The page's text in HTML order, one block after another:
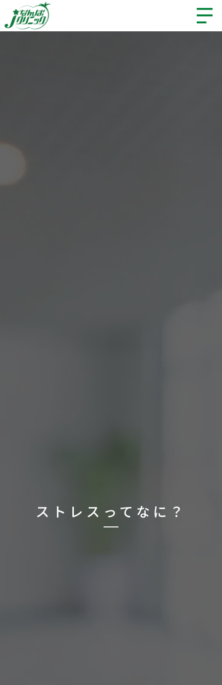
ストレスってなに？